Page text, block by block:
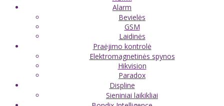
Alarm
Bevielės
GSM
Laidinės
Praėjimo kontrolė
Elektromagnetinės spynos
Hikvision
Paradox
Displine
Sieniniai laikikliai